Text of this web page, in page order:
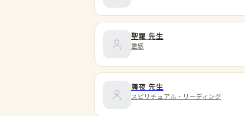
聖羅 先生
霊感
舞夜 先生
スピリチュアル・リーディング